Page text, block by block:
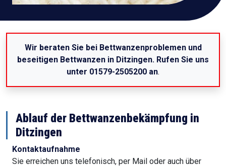
Wir beraten Sie bei Bettwanzenproblemen und
beseitigen Bettwanzen in Ditzingen. Rufen Sie uns
unter 01579-2505200 an.
Ablauf der Bettwanzenbekämpfung in
Ditzingen
Kontaktaufnahme
Sie erreichen uns telefonisch, per Mail oder auch über